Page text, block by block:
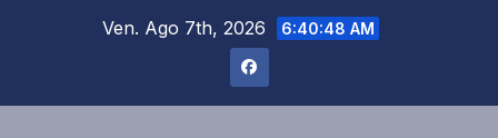
Ven. Ago 7th, 2026 6:40:49 AM